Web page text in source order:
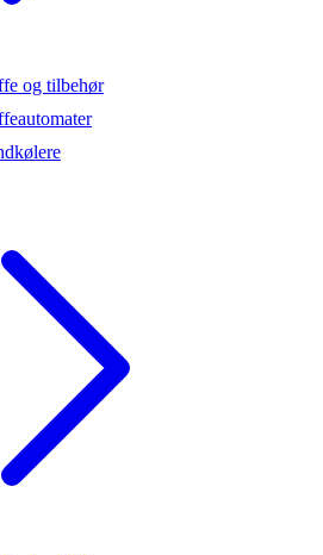
og tilbehør